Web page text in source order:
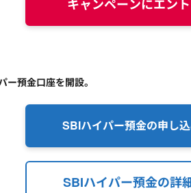
キャンペーンにエン
預金口座を開設。
SBIハイパー預金の申し
SBIハイパー預金の詳